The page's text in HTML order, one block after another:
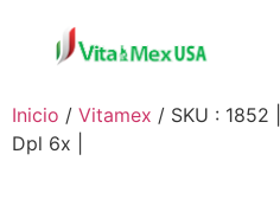
Inicio / Vitamex / SKU : 1852
Dpl 6x |